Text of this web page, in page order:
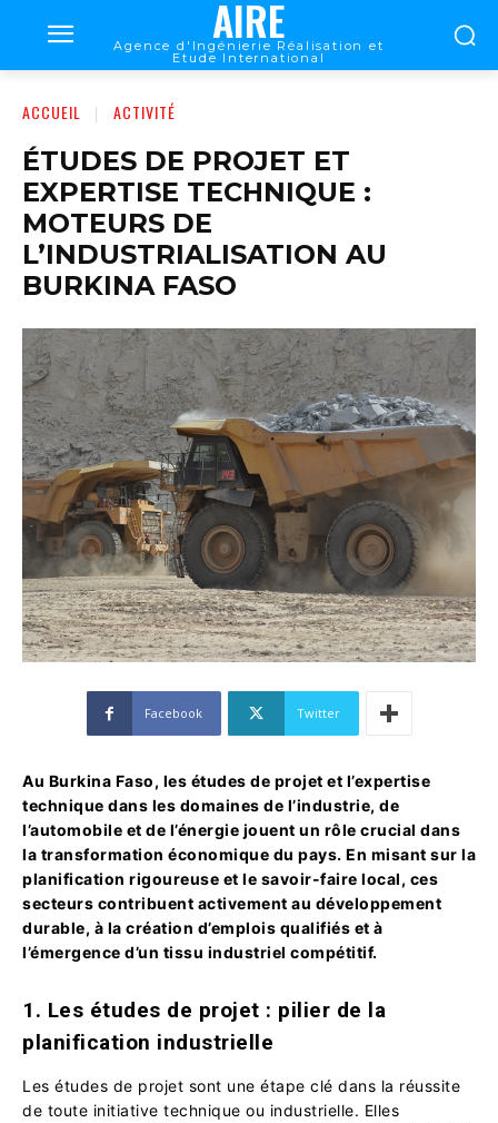
AIRE
Agence d'Ingénierie Réalisation et
Etude International
ACCUEIL ACTIVITÉ
ÉTUDES DE PROJET ET
EXPERTISE TECHNIQUE :
MOTEURS DE
L’INDUSTRIALISATION AU
BURKINA FASO
Facebook Twitter
Au Burkina Faso, les études de projet et l’expertise
technique dans les domaines de l’industrie, de
l’automobile et de l’énergie jouent un rôle crucial dans
la transformation économique du pays. En misant sur la
planification rigoureuse et le savoir-faire local, ces
secteurs contribuent activement au développement
durable, à la création d’emplois qualifiés et à
l’émergence d’un tissu industriel compétitif.
1. Les études de projet : pilier de la
planification industrielle
Les études de projet sont une étape clé dans la réussite
de toute initiative technique ou industrielle. Elles